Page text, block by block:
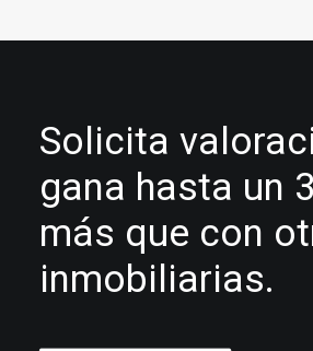
Solicita
gana hasta un
más que con
inmobiliarias.